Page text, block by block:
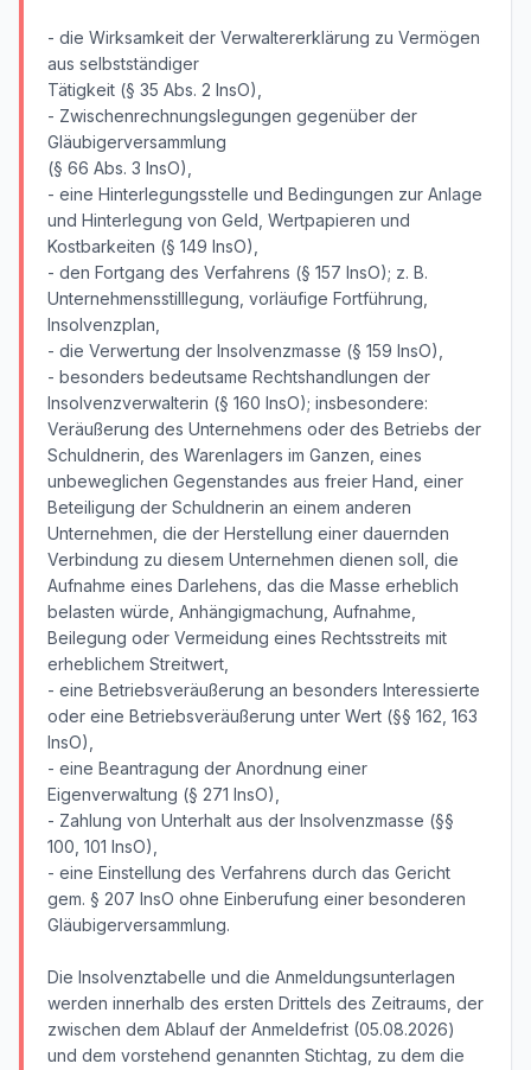
- die Wirksamkeit der Verwaltererklärung zu Vermögen
aus selbstständiger
Tätigkeit (§ 35 Abs. 2 InsO),
- Zwischenrechnungslegungen gegenüber der
Gläubigerversammlung
(§ 66 Abs. 3 InsO),
- eine Hinterlegungsstelle und Bedingungen zur Anlage
und Hinterlegung von Geld, Wertpapieren und
Kostbarkeiten (§ 149 InsO),
- den Fortgang des Verfahrens (§ 157 InsO); z. B.
Unternehmensstilllegung, vorläufige Fortführung,
Insolvenzplan,
- die Verwertung der Insolvenzmasse (§ 159 InsO),
- besonders bedeutsame Rechtshandlungen der
Insolvenzverwalterin (§ 160 InsO); insbesondere:
Veräußerung des Unternehmens oder des Betriebs der
Schuldnerin, des Warenlagers im Ganzen, eines
unbeweglichen Gegenstandes aus freier Hand, einer
Beteiligung der Schuldnerin an einem anderen
Unternehmen, die der Herstellung einer dauernden
Verbindung zu diesem Unternehmen dienen soll, die
Aufnahme eines Darlehens, das die Masse erheblich
belasten würde, Anhängigmachung, Aufnahme,
Beilegung oder Vermeidung eines Rechtsstreits mit
erheblichem Streitwert,
- eine Betriebsveräußerung an besonders Interessierte
oder eine Betriebsveräußerung unter Wert (§§ 162, 163
InsO),
- eine Beantragung der Anordnung einer
Eigenverwaltung (§ 271 InsO),
- Zahlung von Unterhalt aus der Insolvenzmasse (§§
100, 101 InsO),
- eine Einstellung des Verfahrens durch das Gericht
gem. § 207 InsO ohne Einberufung einer besonderen
Gläubigerversammlung.
Die Insolvenztabelle und die Anmeldungsunterlagen
werden innerhalb des ersten Drittels des Zeitraums, der
zwischen dem Ablauf der Anmeldefrist (05.08.2026)
und dem vorstehend genannten Stichtag, zu dem die